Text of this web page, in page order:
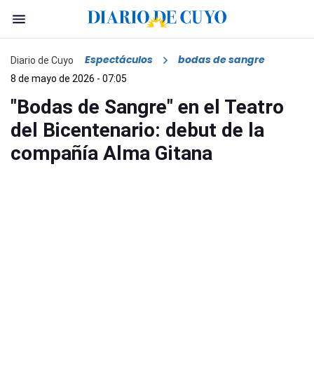
Diario de Cuyo Espectáculos bodas de sangre
8 de mayo de 2026 - 07:05
"Bodas de Sangre" en el Teatro
del Bicentenario: debut de la
compañía Alma Gitana